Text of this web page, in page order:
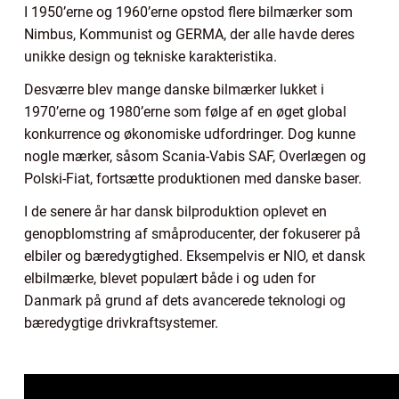
I 1950’erne og 1960’erne opstod flere bilmærker som
Nimbus, Kommunist og GERMA, der alle havde deres
unikke design og tekniske karakteristika.
Desværre blev mange danske bilmærker lukket i
1970’erne og 1980’erne som følge af en øget global
konkurrence og økonomiske udfordringer. Dog kunne
nogle mærker, såsom Scania-Vabis SAF, Overlægen og
Polski-Fiat, fortsætte produktionen med danske baser.
I de senere år har dansk bilproduktion oplevet en
genopblomstring af småproducenter, der fokuserer på
elbiler og bæredygtighed. Eksempelvis er NIO, et dansk
elbilmærke, blevet populært både i og uden for
Danmark på grund af dets avancerede teknologi og
bæredygtige drivkraftsystemer.